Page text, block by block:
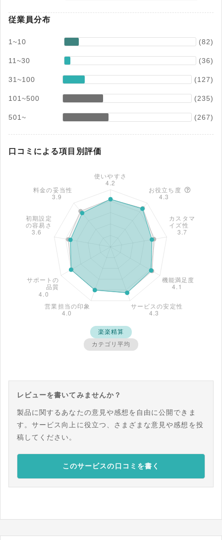
従業員分布
1~10 (82)
11~30 (36)
31~100 (127)
101~500 (235)
501~ (267)
口コミによる項目別評価
楽楽精算
カテゴリ平均
レビューを書いてみませんか？
製品に関するあなたの意見や感想を自由に公開できま
す。サービス向上に役立つ、さまざまな意見や感想を投
稿してください。
このサービスの口コミを書く